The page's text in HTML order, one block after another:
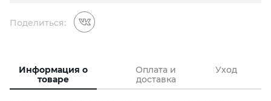
Поделиться:
Информация о
товаре
Оплата и
доставка
Уход